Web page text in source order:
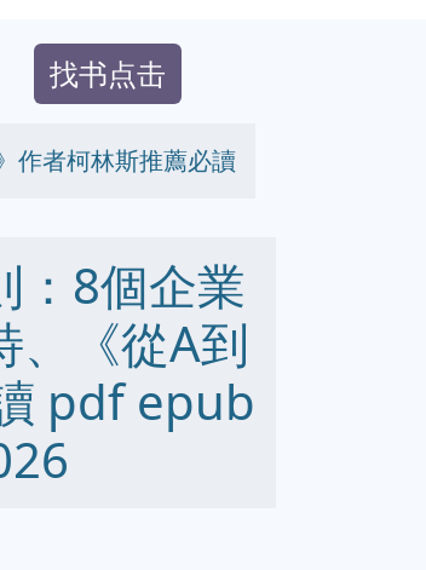
找书点击
作者柯林斯推薦必讀
：8個企業
、《從A到
pdf epub